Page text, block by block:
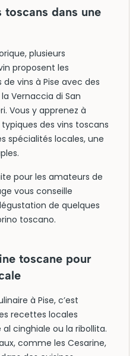
dans une
plusieurs
proposent les
vins à Pise avec des
Vernaccia di San
Vous y apprenez à
des vins toscans
spécialités locales, une
pour les amateurs de
vous conseille
de quelques
toscano.
toscane pour
à Pise, c’est
recettes locales
cinghiale ou la ribollita.
comme les Cesarine,